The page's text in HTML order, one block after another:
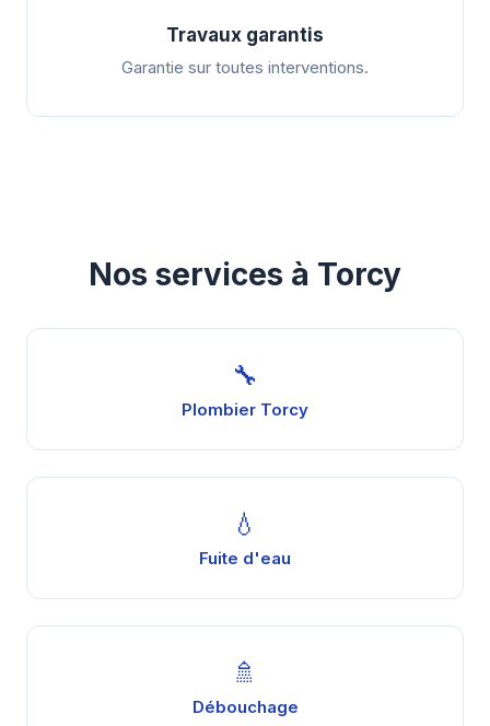
Travaux garantis
Garantie sur toutes interventions.
Nos services à Torcy
🔧
Plombier Torcy
💧
Fuite d'eau
🚿
Débouchage